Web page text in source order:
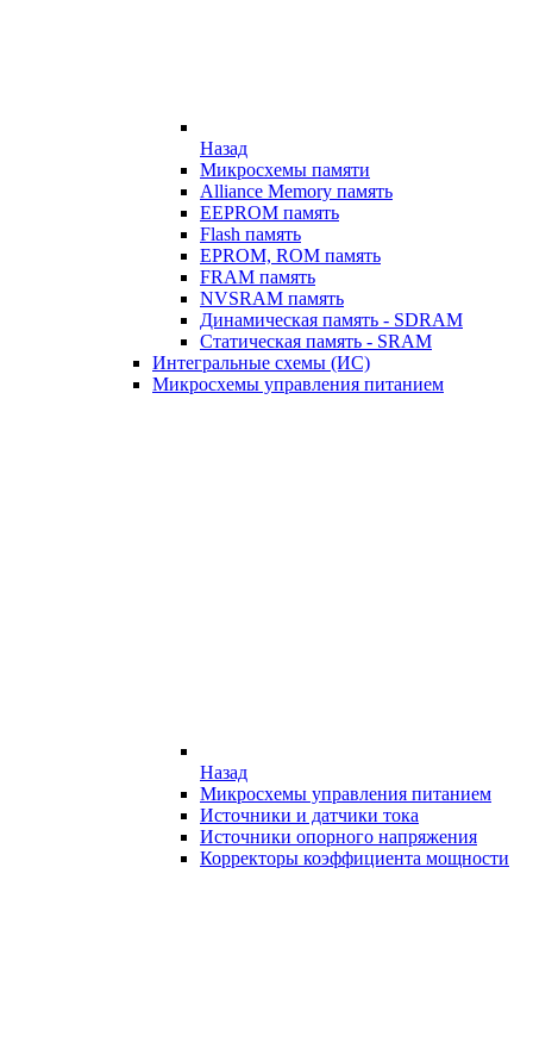
Назад
Микросхемы памяти
Alliance Memory память
EEPROM память
Flash память
EPROM, ROM память
FRAM память
NVSRAM память
Динамическая память - SDRAM
Статическая память - SRAM
Интегральные схемы (ИС)
Микросхемы управления питанием
Назад
Микросхемы управления питанием
Источники и датчики тока
Источники опорного напряжения
Корректоры коэффициента мощности